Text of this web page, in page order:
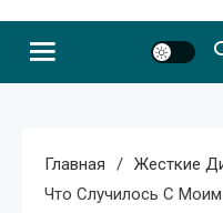
Главная
Жесткие
Что Случилось С